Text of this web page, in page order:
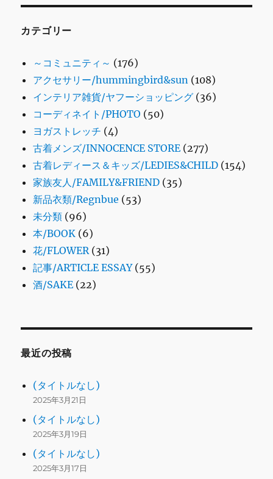
カテゴリー
～コミュニティ～ (176)
アクセサリー/hummingbird&sun (108)
インテリア雑貨/ヤフーショッピング (36)
コーディネイト/PHOTO (50)
ヨガストレッチ (4)
古着メンズ/INNOCENCE STORE (277)
古着レディース＆キッズ/LEDIES&CHILD (154)
家族友人/FAMILY&FRIEND (35)
新品衣類/Regnbue (53)
未分類 (96)
本/BOOK (6)
花/FLOWER(31)
記事/ARTICLE ESSAY(55)
酒/SAKE (22)
最近の投稿
(タイトルなし)
2025年3月21日
(タイトルなし)
2025年3月19日
(タイトルなし)
2025年3月17日